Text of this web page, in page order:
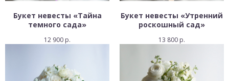
Букет невесты «Тайна
темного сада»
12 900 р.
Букет невесты «Утренний
роскошный сад»
13 800 р.